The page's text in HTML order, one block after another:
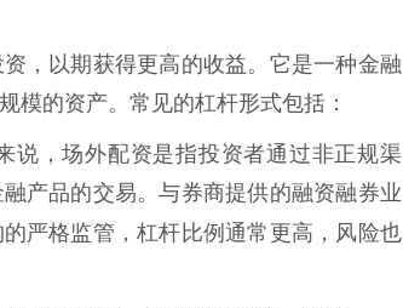
，以期获得更高的收益。它是一种金融
模的资产。常见的杠杆形式包括：
说，场外配资是指投资者通过非正规渠
产品的交易。与券商提供的融资融券业
严格监管，杠杆比例通常更高，风险也